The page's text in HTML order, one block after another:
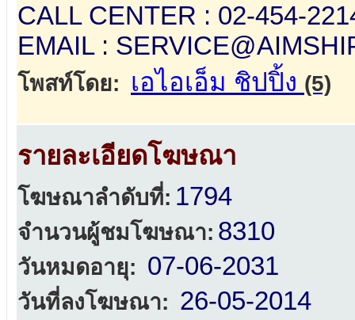
CALL CENTER : 02-454-
EMAIL :
โพสท์โดย: เอไอเอ็ม ชิปปิ้ง (5)
รายละเอียดโฆษณา
โฆษณาลำดับที่: 1794
จำนวนผู้ชมโฆษณา: 8310
วันหมดอายุ: 07-06-2031
วันที่ลงโฆษณา: 26-05-2014